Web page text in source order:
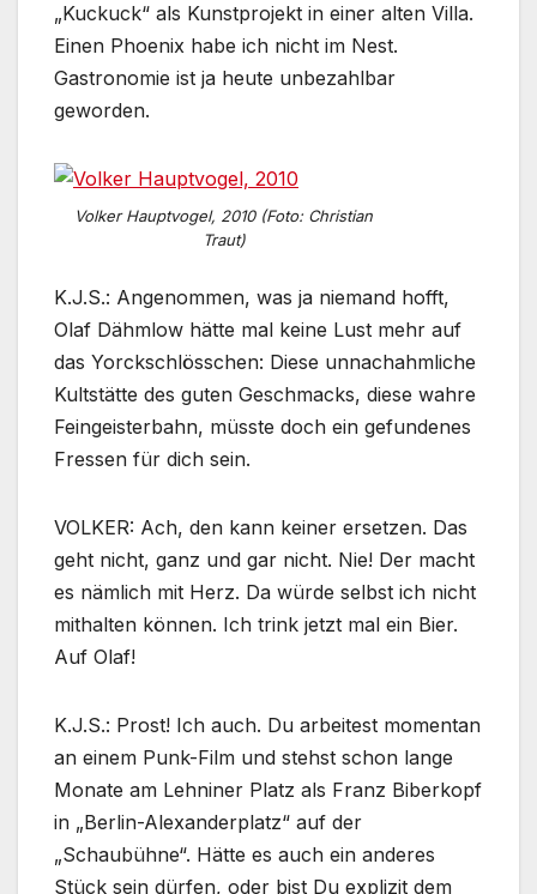
„Kuckuck“ als Kunstprojekt in einer alten Villa.
Einen Phoenix habe ich nicht im Nest.
Gastronomie ist ja heute unbezahlbar
geworden.
Volker Hauptvogel, 2010 (Foto: Christian
Traut)
K.J.S.: Angenommen, was ja niemand hofft,
Olaf Dähmlow hätte mal keine Lust mehr auf
das Yorckschlösschen: Diese unnachahmliche
Kultstätte des guten Geschmacks, diese wahre
Feingeisterbahn, müsste doch ein gefundenes
Fressen für dich sein.
VOLKER: Ach, den kann keiner ersetzen. Das
geht nicht, ganz und gar nicht. Nie! Der macht
es nämlich mit Herz. Da würde selbst ich nicht
mithalten können. Ich trink jetzt mal ein Bier.
Auf Olaf!
K.J.S.: Prost! Ich auch. Du arbeitest momentan
an einem Punk-Film und stehst schon lange
Monate am Lehniner Platz als Franz Biberkopf
in „Berlin-Alexanderplatz“ auf der
„Schaubühne“. Hätte es auch ein anderes
Stück sein dürfen, oder bist Du explizit dem